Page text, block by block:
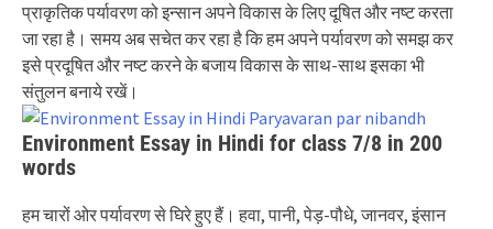
प्राकृतिक पर्यावरण को इन्सान अपने विकास के लिए दूषित और नष्ट करता
जा रहा है। समय अब सचेत कर रहा है कि हम अपने पर्यावरण को समझ कर
इसे प्रदूषित और नष्ट करने के बजाय विकास के साथ-साथ इसका भी
संतुलन बनाये रखें।
Environment Essay in Hindi for class 7/8 in 200
words
हम चारों ओर पर्यावरण से घिरे हुए हैं। हवा, पानी, पेड़-पौधे, जानवर, इंसान